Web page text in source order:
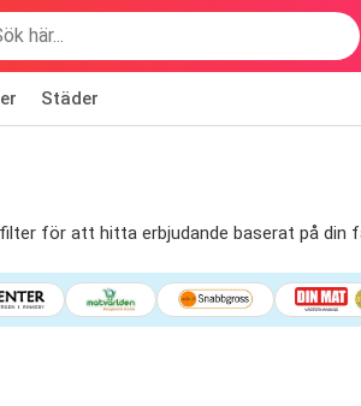
Städer
för att hitta erbjudande baserat på